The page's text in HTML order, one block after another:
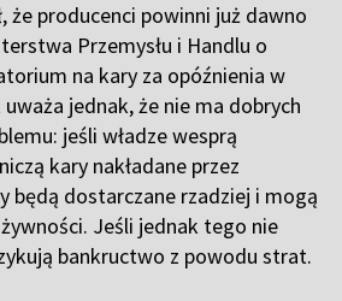
że producenci powinni już dawno
Przemysłu i Handlu o
na kary za opóźnienia w
jednak, że nie ma dobrych
jeśli władze wesprą
kary nakładane przez
będą dostarczane rzadziej i mogą
Jeśli jednak tego nie
bankructwo z powodu strat.